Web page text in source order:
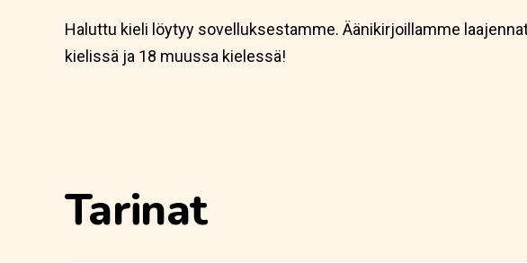
Haluttu kieli löytyy sovelluksestamme. Äänikirjoillamme
kielissä ja 18 muussa kielessä!
Tarinat